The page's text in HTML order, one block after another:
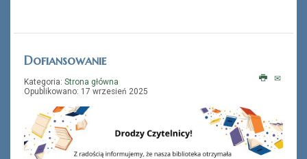
Dofiansowanie
Kategoria: Strona główna
Opublikowano: 17 wrzesień 2025